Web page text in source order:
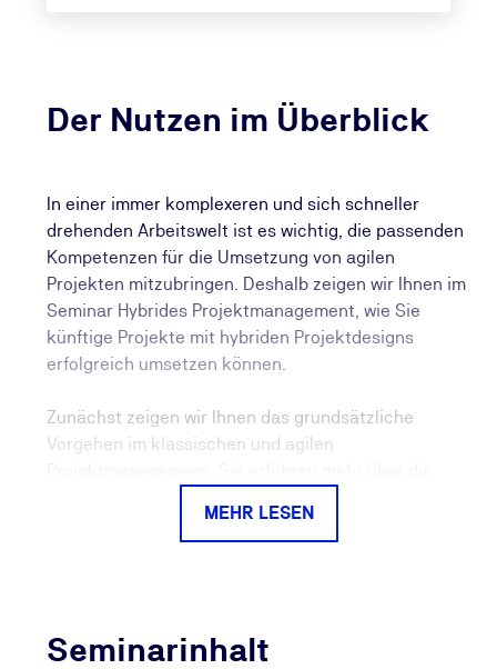
Der Nutzen im Überblick
In einer immer komplexeren und sich schneller
drehenden Arbeitswelt ist es wichtig, die passenden
Kompetenzen für die Umsetzung von agilen
Projekten mitzubringen. Deshalb zeigen wir Ihnen im
Seminar Hybrides Projektmanagement, wie Sie
künftige Projekte mit hybriden Projektdesigns
erfolgreich umsetzen können.
Zunächst zeigen wir Ihnen das grundsätzliche
Vorgehen im klassischen und agilen
Nachteile dieser Denkweisen. Nutzen Sie das Beste
MEHR LESEN
Seminarinhalt